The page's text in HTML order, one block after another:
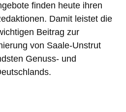
finden heute ihren
Damit leistet die
Beitrag zur
von Saale-Unstrut
Genuss- und